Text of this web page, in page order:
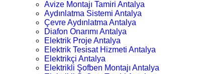
Avize Montajı Tamiri Antalya
Aydınlatma Sistemi Antalya
Çevre Aydınlatma Antalya
Diafon Onarımı Antalya
Elektrik Proje Antalya
Elektrik Tesisat Hizmeti Antalya
Elektrikçi Antalya
Elektrikli Şofben Montajı Antalya